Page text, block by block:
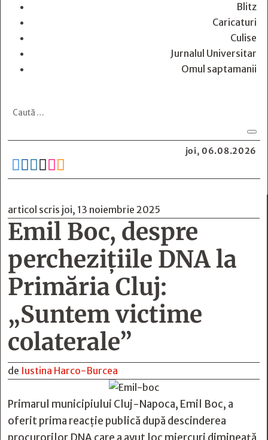
Blitz
Caricaturi
Culise
Jurnalul Universitar
Omul saptamanii
joi, 06.08.2026
     
articol scris joi, 13 noiembrie 2025
Emil Boc, despre
perchezițiile DNA la
Primăria Cluj:
„Suntem victime
colaterale”
de Iustina Harco-Burcea
Primarul municipiului Cluj-Napoca, Emil Boc, a
oferit prima reacție publică după descinderea